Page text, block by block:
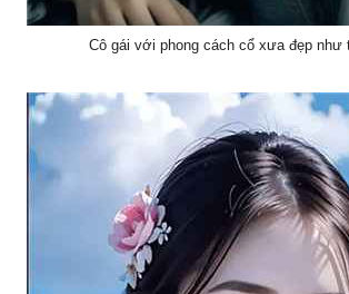
Cô gái với phong cách cổ xưa đẹp như